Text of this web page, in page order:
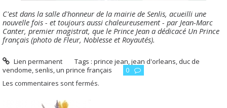
C'est dans la salle d'honneur de la mairie de Senlis, acueilli une
nouvelle fois - et toujours aussi chaleureusement - par Jean-Marc
Canter, premier magistrat, que le Prince Jean a dédicacé Un Prince
français (photo de Fleur, Noblesse et Royautés).
Lien permanent Tags :prince jean,jean d'orleans, duc de
vendome, senlis,un prince français
0
Les commentaires sont fermés.